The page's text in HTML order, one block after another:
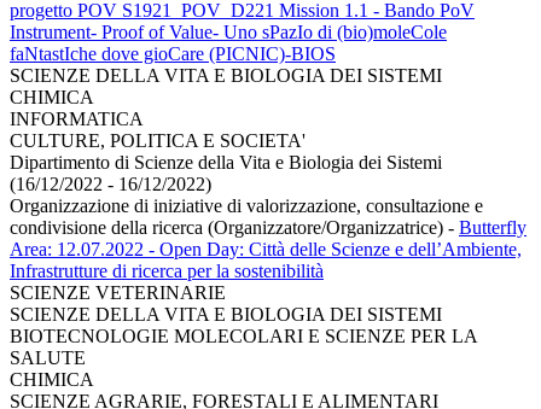
progetto POV S1921_POV_D221 Mission 1.1 - Bando PoV
Instrument- Proof of Value- Uno sPazIo di (bio)moleCole
faNtastIche dove gioCare (PICNIC)-BIOS
SCIENZE DELLA VITA E BIOLOGIA DEI SISTEMI
CHIMICA
INFORMATICA
CULTURE, POLITICA E SOCIETA'
Dipartimento di Scienze della Vita e Biologia dei Sistemi
(16/12/2022 - 16/12/2022)
Organizzazione di iniziative di valorizzazione, consultazione e
condivisione della ricerca (Organizzatore/Organizzatrice) - Butterfly
Area: 12.07.2022 - Open Day: Città delle Scienze e dell’Ambiente,
Infrastrutture di ricerca per la sostenibilità
SCIENZE VETERINARIE
SCIENZE DELLA VITA E BIOLOGIA DEI SISTEMI
BIOTECNOLOGIE MOLECOLARI E SCIENZE PER LA
SALUTE
CHIMICA
SCIENZE AGRARIE, FORESTALI E ALIMENTARI